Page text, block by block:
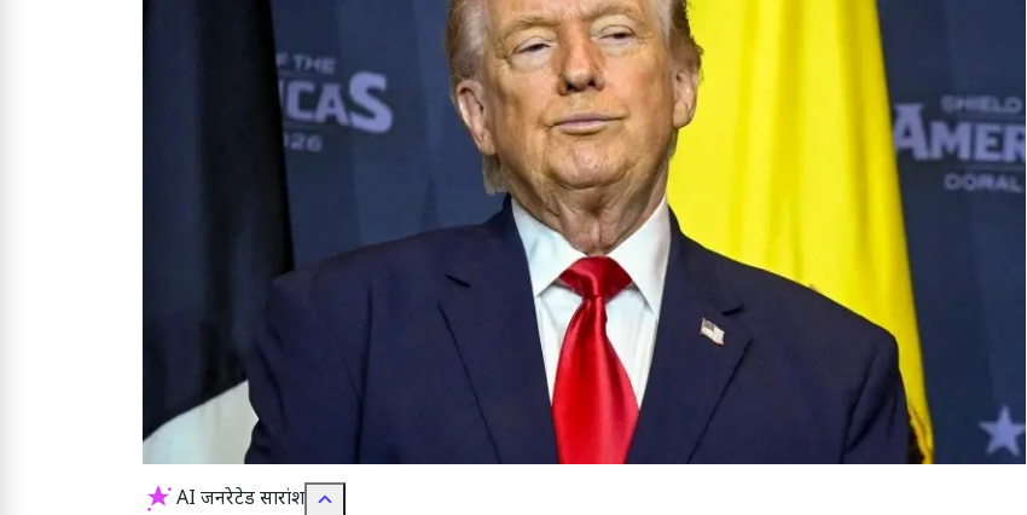
AI जनरेटेड सारांश